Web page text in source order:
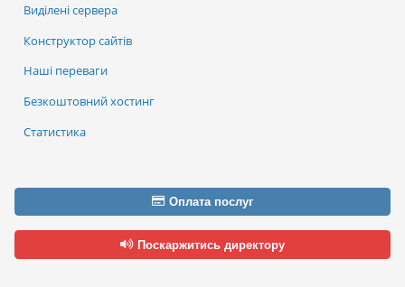
Виділені сервера
Конструктор сайтів
Наші переваги
Безкоштовний хостинг
Статистика
Оплата послуг
Поскаржитись директору